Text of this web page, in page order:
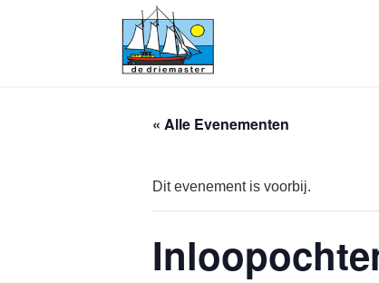
« Alle Evenementen
Dit evenement is voorbij.